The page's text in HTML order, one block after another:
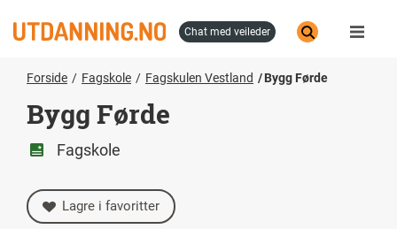
til
chat med veileder
Forside Fagskole Fagskulen Vestland Bygg Førde
Bygg Førde
Fagskole
Lagre i favoritter